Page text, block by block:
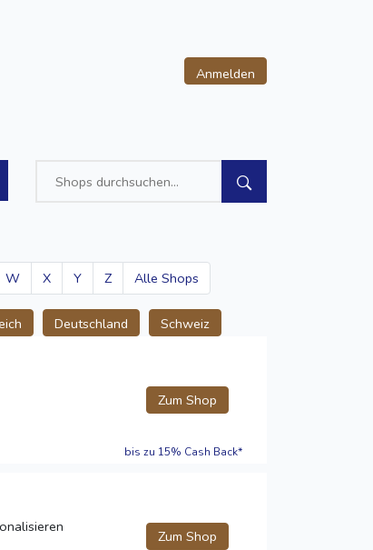
Anmelden
W X Y Z Alle Shops
Deutschland Schweiz
Zum Shop
bis zu 15% Cash Back*
Zum Shop